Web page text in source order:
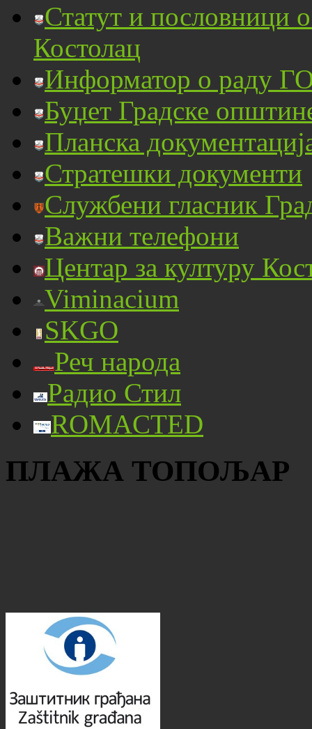
Статут и пословници
Костолац
Информатор о раду
Буџет Градске
Планска
Стратешки документи
Службени гласник
Важни телефони
Центар за културу
Viminacium
SKGO
Реч народа
Радио Стил
ROMACTED
ПЛАЖА ТОПОЉАР